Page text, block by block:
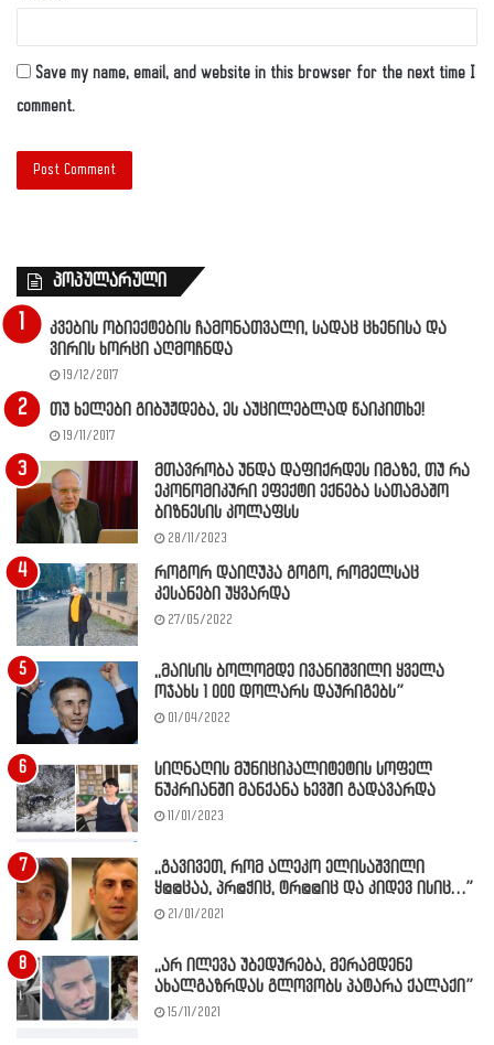
Save my name, email, and website in this browser for the next time I
comment.
პოპულარული
კვების ობიექტების ჩამონათვალი, სადაც ცხენისა და
ვირის ხორცი აღმოჩნდა
19/12/2017
თუ ხელები გიბუჟდება, ეს აუცილებლად წაიკითხე!
19/11/2017
მთავრობა უნდა დაფიქრდეს იმაზე, თუ რა
ეკონომიკური ეფექტი ექნება სათამაშო
ბიზნესის კოლაფსს
28/11/2023
როგორ დაიღუპა გოგო, რომელსაც
კესანები უყვარდა
27/05/2022
,,მაისის ბოლომდე ივანიშვილი ყველა
ოჯახს 1 000 დოლარს დაურიგებს”
01/04/2022
სიღნაღის მუნიციპალიტეტის სოფელ
ნუკრიანში მანქანა ხევში გადავარდა
11/01/2023
,,გავივეთ, რომ ალეკო ელისაშვილი
ყ@@ცაა, პრ@ჭიც, ტრ@@იც და კიდევ ისიც…”
21/01/2021
,,არ ილევა უბედურება, მერამდენე
ახალგაზრდას გლოვობს პატარა ქალაქი”
15/11/2021